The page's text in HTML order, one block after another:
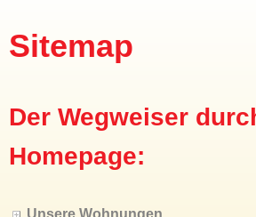
Sitemap
Der Wegweiser
Homepage:
Unsere Wohnungen